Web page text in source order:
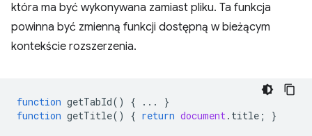
która ma być wykonywana zamiast pliku. Ta funkcja
powinna być zmienną funkcji dostępną w bieżącym
kontekście rozszerzenia.
function getTabId() { ...
}
function getTitle() { return document. title ; }